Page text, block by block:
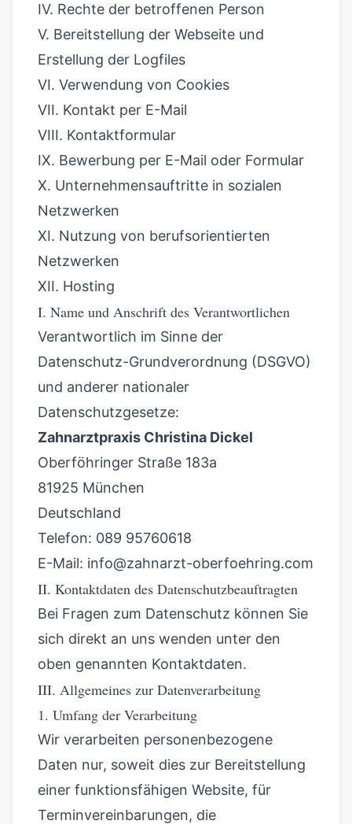
IV. Rechte der betroffenen Person
V. Bereitstellung der Webseite und
Erstellung der Logfiles
VI. Verwendung von Cookies
VII. Kontakt per E-Mail
VIII. Kontaktformular
IX. Bewerbung per E-Mail oder Formular
X. Unternehmensauftritte in sozialen
Netzwerken
XI. Nutzung von berufsorientierten
Netzwerken
XII. Hosting
I. Name und Anschrift des Verantwortlichen
Verantwortlich im Sinne der
Datenschutz-Grundverordnung (DSGVO)
und anderer nationaler
Datenschutzgesetze:
Zahnarztpraxis Christina Dickel
Oberföhringer Straße 183a
81925 München
Deutschland
Telefon: 089 95760618
E-Mail: info@zahnarzt-oberfoehring.com
II. Kontaktdaten des Datenschutzbeauftragten
Bei Fragen zum Datenschutz können Sie
sich direkt an uns wenden unter den
oben genannten Kontaktdaten.
III. Allgemeines zur Datenverarbeitung
1. Umfang der Verarbeitung
Wir verarbeiten personenbezogene
Daten nur, soweit dies zur Bereitstellung
einer funktionsfähigen Website, für
Terminvereinbarungen, die